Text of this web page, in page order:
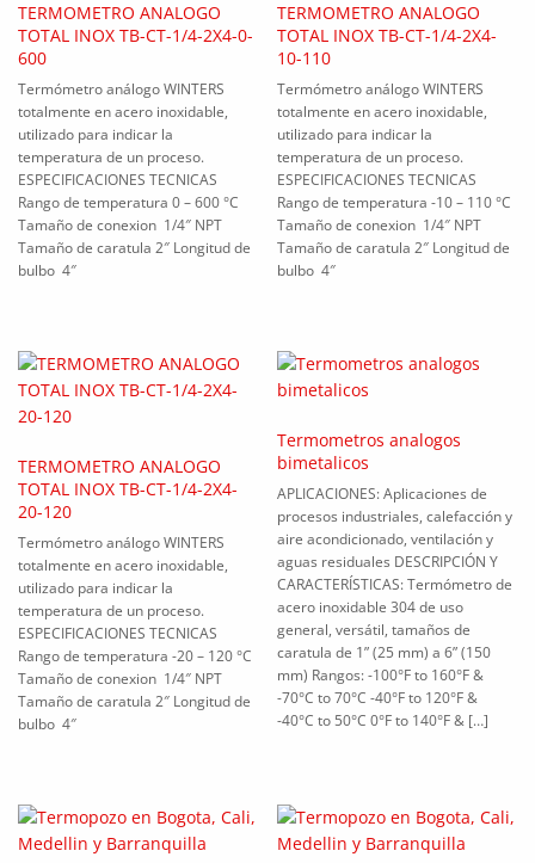
TERMOMETRO ANALOGO
TOTAL INOX TB-CT-1/4-2X4-0-
600
Termómetro análogo WINTERS
totalmente en acero inoxidable,
utilizado para indicar la
temperatura de un proceso.
ESPECIFICACIONES TECNICAS
Rango de temperatura 0 – 600 °C
Tamaño de conexion 1/4″ NPT
Tamaño de caratula 2″ Longitud de
bulbo 4″
TERMOMETRO ANALOGO
TOTAL INOX TB-CT-1/4-2X4-
10-110
Termómetro análogo WINTERS
totalmente en acero inoxidable,
utilizado para indicar la
temperatura de un proceso.
ESPECIFICACIONES TECNICAS
Rango de temperatura -10 – 110 °C
Tamaño de conexion 1/4″ NPT
Tamaño de caratula 2″ Longitud de
bulbo 4″
TERMOMETRO ANALOGO
TOTAL INOX TB-CT-1/4-2X4-
20-120
Termómetro análogo WINTERS
totalmente en acero inoxidable,
utilizado para indicar la
temperatura de un proceso.
ESPECIFICACIONES TECNICAS
Rango de temperatura -20 – 120 °C
Tamaño de conexion 1/4″ NPT
Tamaño de caratula 2″ Longitud de
bulbo 4″
Termometros analogos
bimetalicos
APLICACIONES: Aplicaciones de
procesos industriales, calefacción y
aire acondicionado, ventilación y
aguas residuales DESCRIPCIÓN Y
CARACTERÍSTICAS: Termómetro de
acero inoxidable 304 de uso
general, versátil, tamaños de
caratula de 1” (25 mm) a 6” (150
mm) Rangos: -100°F to 160°F &
-70°C to 70°C -40°F to 120°F &
-40°C to 50°C 0°F to 140°F & […]